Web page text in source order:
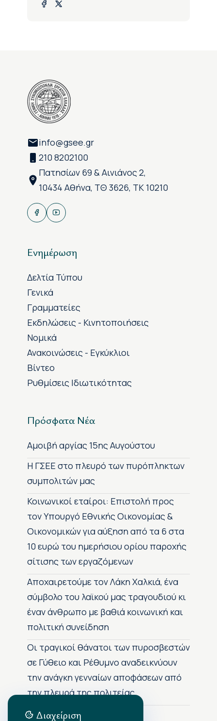
info@gsee.gr
210 8202100
Πατησίων 69 & Αινιάνος 2,
10434 Αθήνα, ΤΘ 3626, ΤΚ 10210
Ενημέρωση
Δελτία Τύπου
Γενικά
Γραμματείες
Εκδηλώσεις - Κινητοποιήσεις
Νομικά
Ανακοινώσεις - Εγκύκλιοι
Βίντεο
Ρυθμίσεις Ιδιωτικότητας
Πρόσφατα Νέα
Αμοιβή αργίας 15ης Αυγούστου
H ΓΣΕΕ στο πλευρό των πυρόπληκτων
συμπολιτών μας
Κοινωνικοί εταίροι: Επιστολή προς
τον Υπουργό Εθνικής Οικονομίας &
Οικονομικών για αύξηση από τα 6 στα
10 ευρώ του ημερήσιου ορίου παροχής
σίτισης των εργαζόμενων
Αποχαιρετούμε τον Λάκη Χαλκιά, ένα
σύμβολο του λαϊκού μας τραγουδιού κι
έναν άνθρωπο με βαθιά κοινωνική και
πολιτική συνείδηση
Οι τραγικοί θάνατοι των πυροσβεστών
σε Γύθειο και Ρέθυμνο αναδεικνύουν
την ανάγκη γενναίων αποφάσεων από
την πλευρά της πολιτείας
Διαχείριση